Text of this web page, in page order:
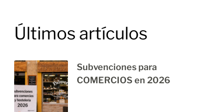
Últimos artículos
Subvenciones para
COMERCIOS en 2026